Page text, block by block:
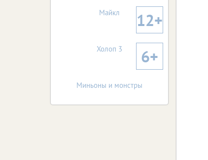
Майкл 12+
Холоп 3 6+
Миньоны и монстры